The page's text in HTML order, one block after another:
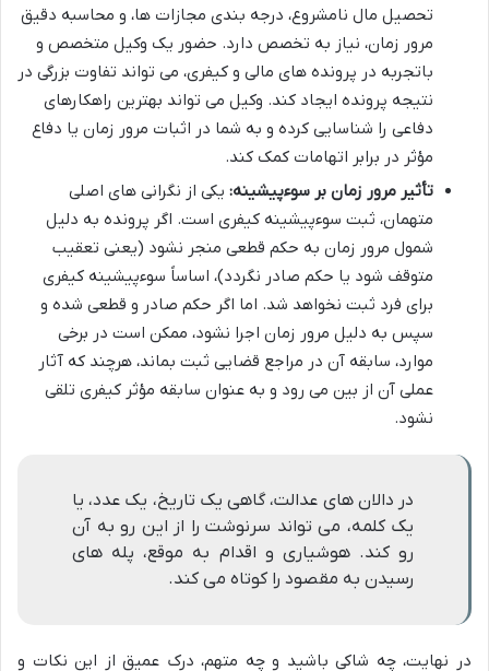
تحصیل مال نامشروع، درجه بندی مجازات ها، و محاسبه دقیق
مرور زمان، نیاز به تخصص دارد. حضور یک وکیل متخصص و
باتجربه در پرونده های مالی و کیفری، می تواند تفاوت بزرگی در
نتیجه پرونده ایجاد کند. وکیل می تواند بهترین راهکارهای
دفاعی را شناسایی کرده و به شما در اثبات مرور زمان یا دفاع
مؤثر در برابر اتهامات کمک کند.
تأثیر مرور زمان بر سوءپیشینه: یکی از نگرانی های اصلی
متهمان، ثبت سوءپیشینه کیفری است. اگر پرونده به دلیل
شمول مرور زمان به حکم قطعی منجر نشود (یعنی تعقیب
متوقف شود یا حکم صادر نگردد)، اساساً سوءپیشینه کیفری
برای فرد ثبت نخواهد شد. اما اگر حکم صادر و قطعی شده و
سپس به دلیل مرور زمان اجرا نشود، ممکن است در برخی
موارد، سابقه آن در مراجع قضایی ثبت بماند، هرچند که آثار
عملی آن از بین می رود و به عنوان سابقه مؤثر کیفری تلقی
نشود.
در دالان های عدالت، گاهی یک تاریخ، یک عدد، یا
یک کلمه، می تواند سرنوشت را از این رو به آن
رو کند. هوشیاری و اقدام به موقع، پله های
رسیدن به مقصود را کوتاه می کند.
در نهایت، چه شاکی باشید و چه متهم، درک عمیق از این نکات و